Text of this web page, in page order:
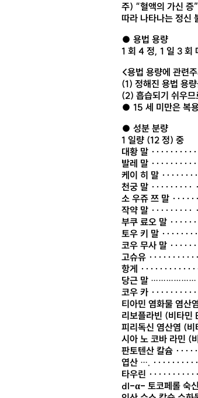
주) “혈액의 가신 증
따라 나타나는 정신
● 용법 용량
1 회 4 정, 1 일 3 회
<용법 용량에 관련
(1) 정해진 용법 용
(2) 흡습되기 쉬우
● 15 세 미만은 복
● 성분 분량
1 일량 (12 정) 중
대황 말
발레 말
케이 히 말
천궁 말
소 우쥬 쯔 말
작약 말
부쿠 료오 말
토우 키 말
코우 무사 말
고슈유
항게
당근 말 ………………
코우 카
티아민 염화물 염산
리보플라빈 (비타
피리독신 염산염 (
시아 노 코바 라민 (
판토텐산 칼슘
엽산 ….
타우린
dl-α- 토코페롤 숙